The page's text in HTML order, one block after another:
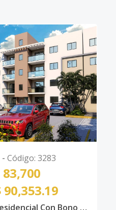
- Código: 3283
83,700
90,353.19
Proyecto residencial Con Bono Autopista de San Isidro